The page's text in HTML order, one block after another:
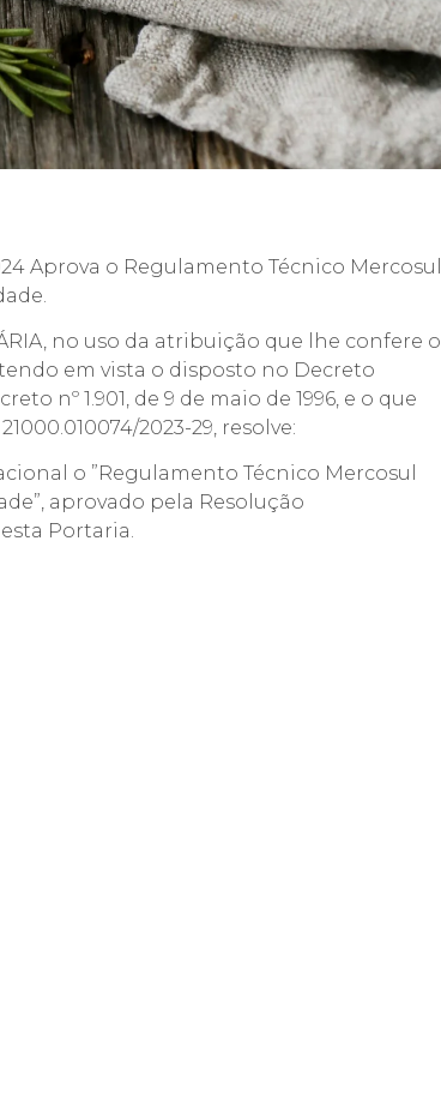
Aprova o Regulamento Técnico Mercosul
no uso da atribuição que lhe confere o
em vista o disposto no Decreto
nº 1.901, de 9 de maio de 1996, e o que
2023-29, resolve:
o ”Regulamento Técnico Mercosul
aprovado pela Resolução
Portaria.